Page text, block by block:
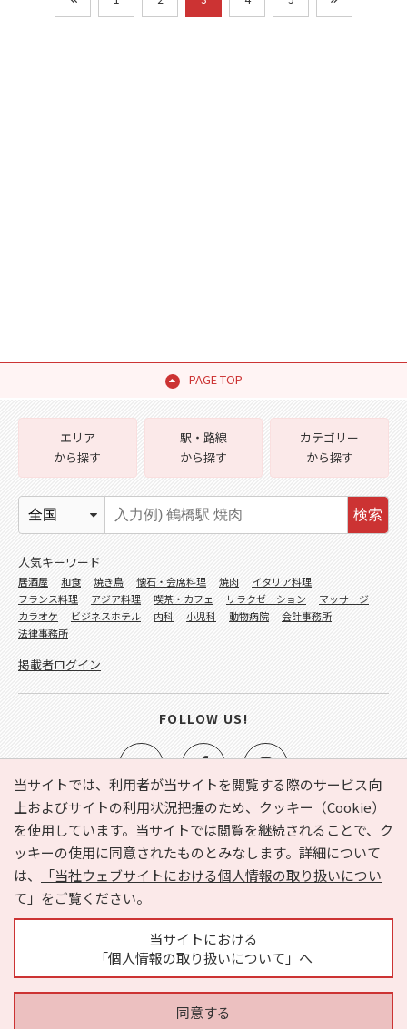
PAGE TOP
当サイトでは、利用者が当サイトを閲覧する際のサービス向
上およびサイトの利用状況把握のため、クッキー（Cookie）
を使用しています。当サイトでは閲覧を継続されることで、ク
ッキーの使用に同意されたものとみなします。詳細について
は、
「当社ウェブサイトにおける個人情報の取り扱いについ
て」 をご覧ください。
当サイトにおける
「個人情報の取り扱いについて」へ
同意する
e-NAVITA（イーナビタ）とは？ お気に入り
ヘルプ
利用規約
個人情報の取り扱いについて
運営会社
サイトマップ
広告掲載に関するお問い合わせ
エリア
から探す
駅・路線
から探す
カテゴリー
から探す
検索
人気キーワード
居酒屋 和食 焼き鳥 懐石・会席料理 焼肉
イタリア料理
フランス料理
アジア料理 喫茶・カフェ リラクゼーション
マッサージ
カラオケ
ビジネスホテル 内科 小児科 動物病院
会計事務所
法律事務所
掲載者ログイン
FOLLOW US!